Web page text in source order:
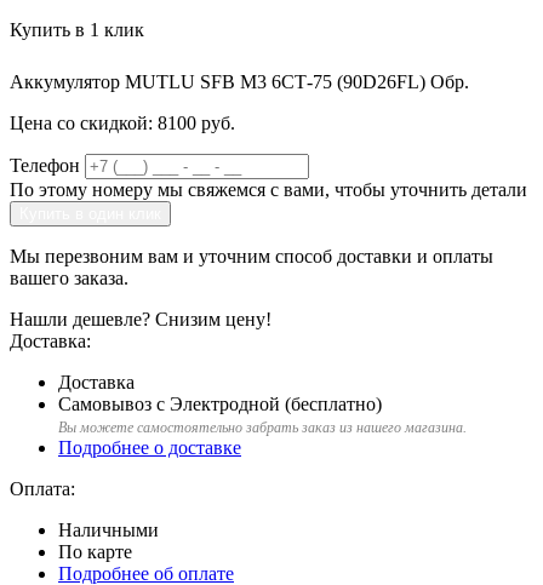
Купить в 1 клик
Аккумулятор MUTLU SFB M3 6СТ-75 (90D26FL) Обр.
Цена со скидкой: 8100 руб.
Телефон
По этому номеру мы свяжемся с вами, чтобы уточнить детали
Мы перезвоним вам и уточним способ доставки и оплаты
вашего заказа.
Нашли дешевле? Снизим цену!
Доставка:
Доставка
Самовывоз с Электродной (бесплатно)
Вы можете самостоятельно забрать заказ из нашего магазина.
Подробнее о доставке
Оплата:
Наличными
По карте
Подробнее об оплате